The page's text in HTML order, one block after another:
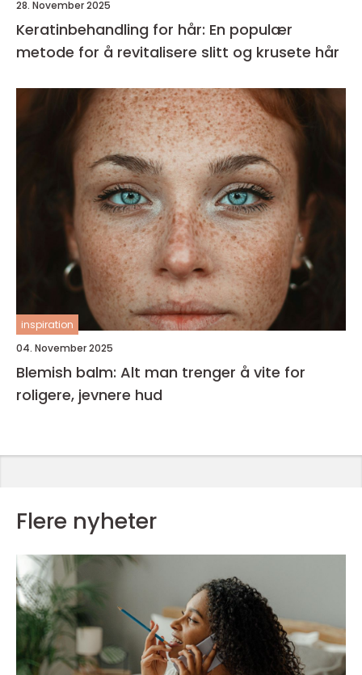
28. November 2025
Keratinbehandling for hår: En populær
metode for å revitalisere slitt og krusete hår
inspiration
04. November 2025
Blemish balm: Alt man trenger å vite for
roligere, jevnere hud
Flere nyheter